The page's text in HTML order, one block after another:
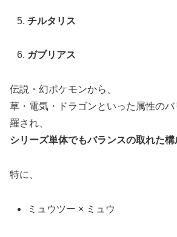
チルタリス
ガブリアス
伝説・幻ポケモンから、
草・電気・ドラゴンといった属性の
羅され、
シリーズ単体でもバランスの取れた構
特に、
ミュウツー × ミュウ